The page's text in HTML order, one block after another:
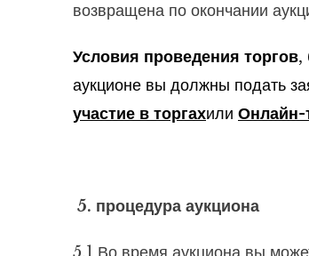
возвращена по окончании
Условия проведения торгов,
аукционе вы должны подать
участие в торгахили Онлайн-
5. процедура аукциона